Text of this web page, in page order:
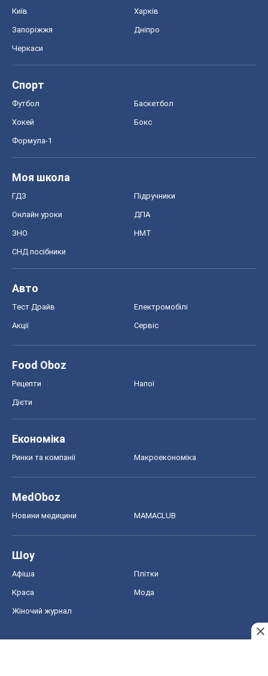
Київ Харків
Запоріжжя Дніпро
Черкаси
Спорт
Футбол Баскетбол
Хокей Бокс
Формула-1
Моя школа
ГДЗ Підручники
Онлайн уроки ДПА
ЗНО НМТ
СНД посібники
Авто
Тест Драйв Електромобілі
Акції Сервіс
Food Oboz
Рецепти Напої
Дієти
Економіка
Ринки та компанії Макроекономіка
MedOboz
Новини медицини MAMACLUB
Шоу
Афіша Плітки
Краса Мода
Жіночий журнал